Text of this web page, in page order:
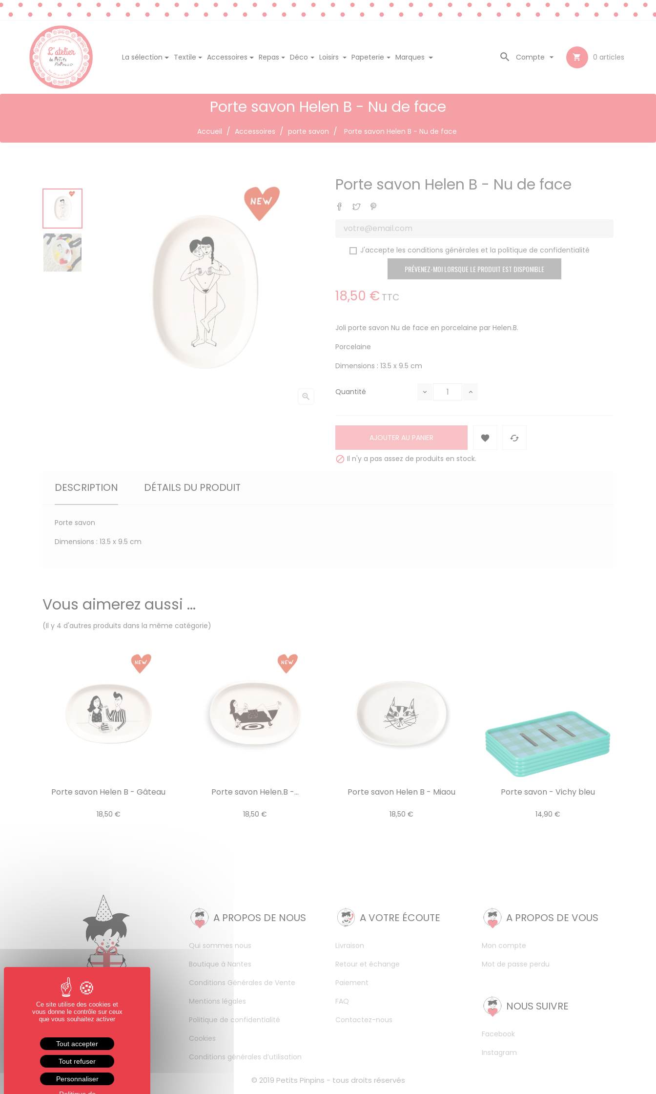
La sélection Textile Accessoires Repas Déco Loisirs Papeterie Marques  0 articles
Compte 

Porte savon Helen B - Nu de face
Accueil Accessoires porte savon Porte savon Helen B - Nu de face

Porte savon Helen B - Nu de face
Partager
Tweet
J'accepte les conditions générales et la politique de confidentialité
PRÉVENEZ-MOI LORSQUE LE PRODUIT EST DISPONIBLE
18,50 € TTC
Joli porte savon Nu de face en porcelaine par Helen.B.
Porcelaine
Dimensions : 13.5 x 9.5 cm
Quantité
AJOUTER AU PANIER  
 Il n'y a pas assez de produits en stock.
DESCRIPTION DÉTAILS DU PRODUIT
Porte savon
Dimensions : 13.5 x 9.5 cm
Vous aimerez aussi ...
(Il y 4 d'autres produits dans la même catégorie)
Porte savon Helen B - Gâteau
18,50 €
Porte savon Helen.B -...
18,50 €
Porte savon Helen B - Miaou
18,50 €
Porte savon - Vichy bleu
14,90 €
A PROPOS DE NOUS
Qui sommes nous
Boutique à Nantes
Conditions Générales de Vente
Mentions légales
Politique de confidentialité
Cookies
Conditions générales d’utilisation
A VOTRE ÉCOUTE
Livraison
Retour et échange
Paiement
FAQ
Contactez-nous
A PROPOS DE VOUS
Mon compte
Mot de passe perdu
NOUS SUIVRE
Facebook
Instagram
© 2019 Petits Pinpins - tous droits réservés
Ce site utilise des cookies et
vous donne le contrôle sur ceux
que vous souhaitez activer
Tout accepter
Tout refuser
Personnaliser